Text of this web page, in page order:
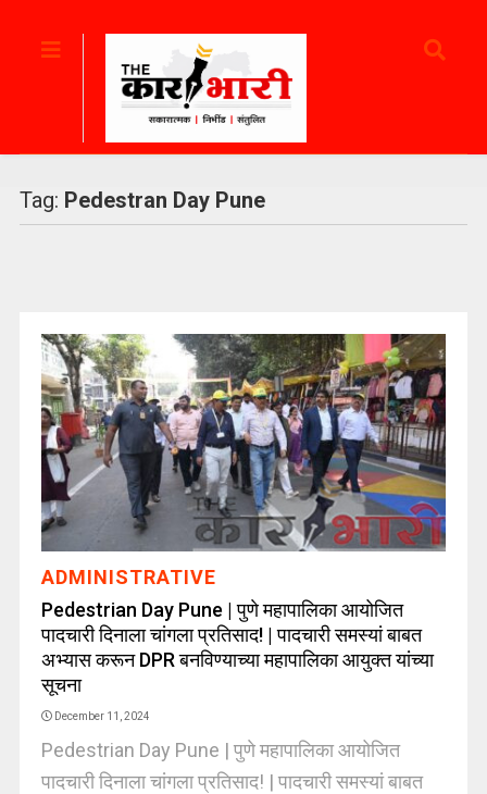
Tag: Pedestran Day Pune
ADMINISTRATIVE
Pedestrian Day Pune | पुणे महापालिका आयोजित
पादचारी दिनाला चांगला प्रतिसाद! | पादचारी समस्यां बाबत
अभ्यास करून DPR बनविण्याच्या महापालिका आयुक्त यांच्या
सूचना
December 11, 2024
Pedestrian Day Pune | पुणे महापालिका आयोजित
पादचारी दिनाला चांगला प्रतिसाद! | पादचारी समस्यां बाबत